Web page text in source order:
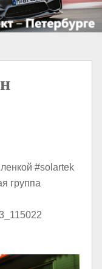
#solartek
группа